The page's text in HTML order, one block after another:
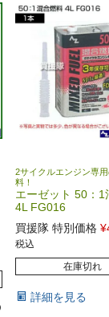
2サイクルエンジン専
料！
エーゼット 50：1
4L FG016
買援隊 特別価格 ¥
税込
在庫切れ
詳細を見る